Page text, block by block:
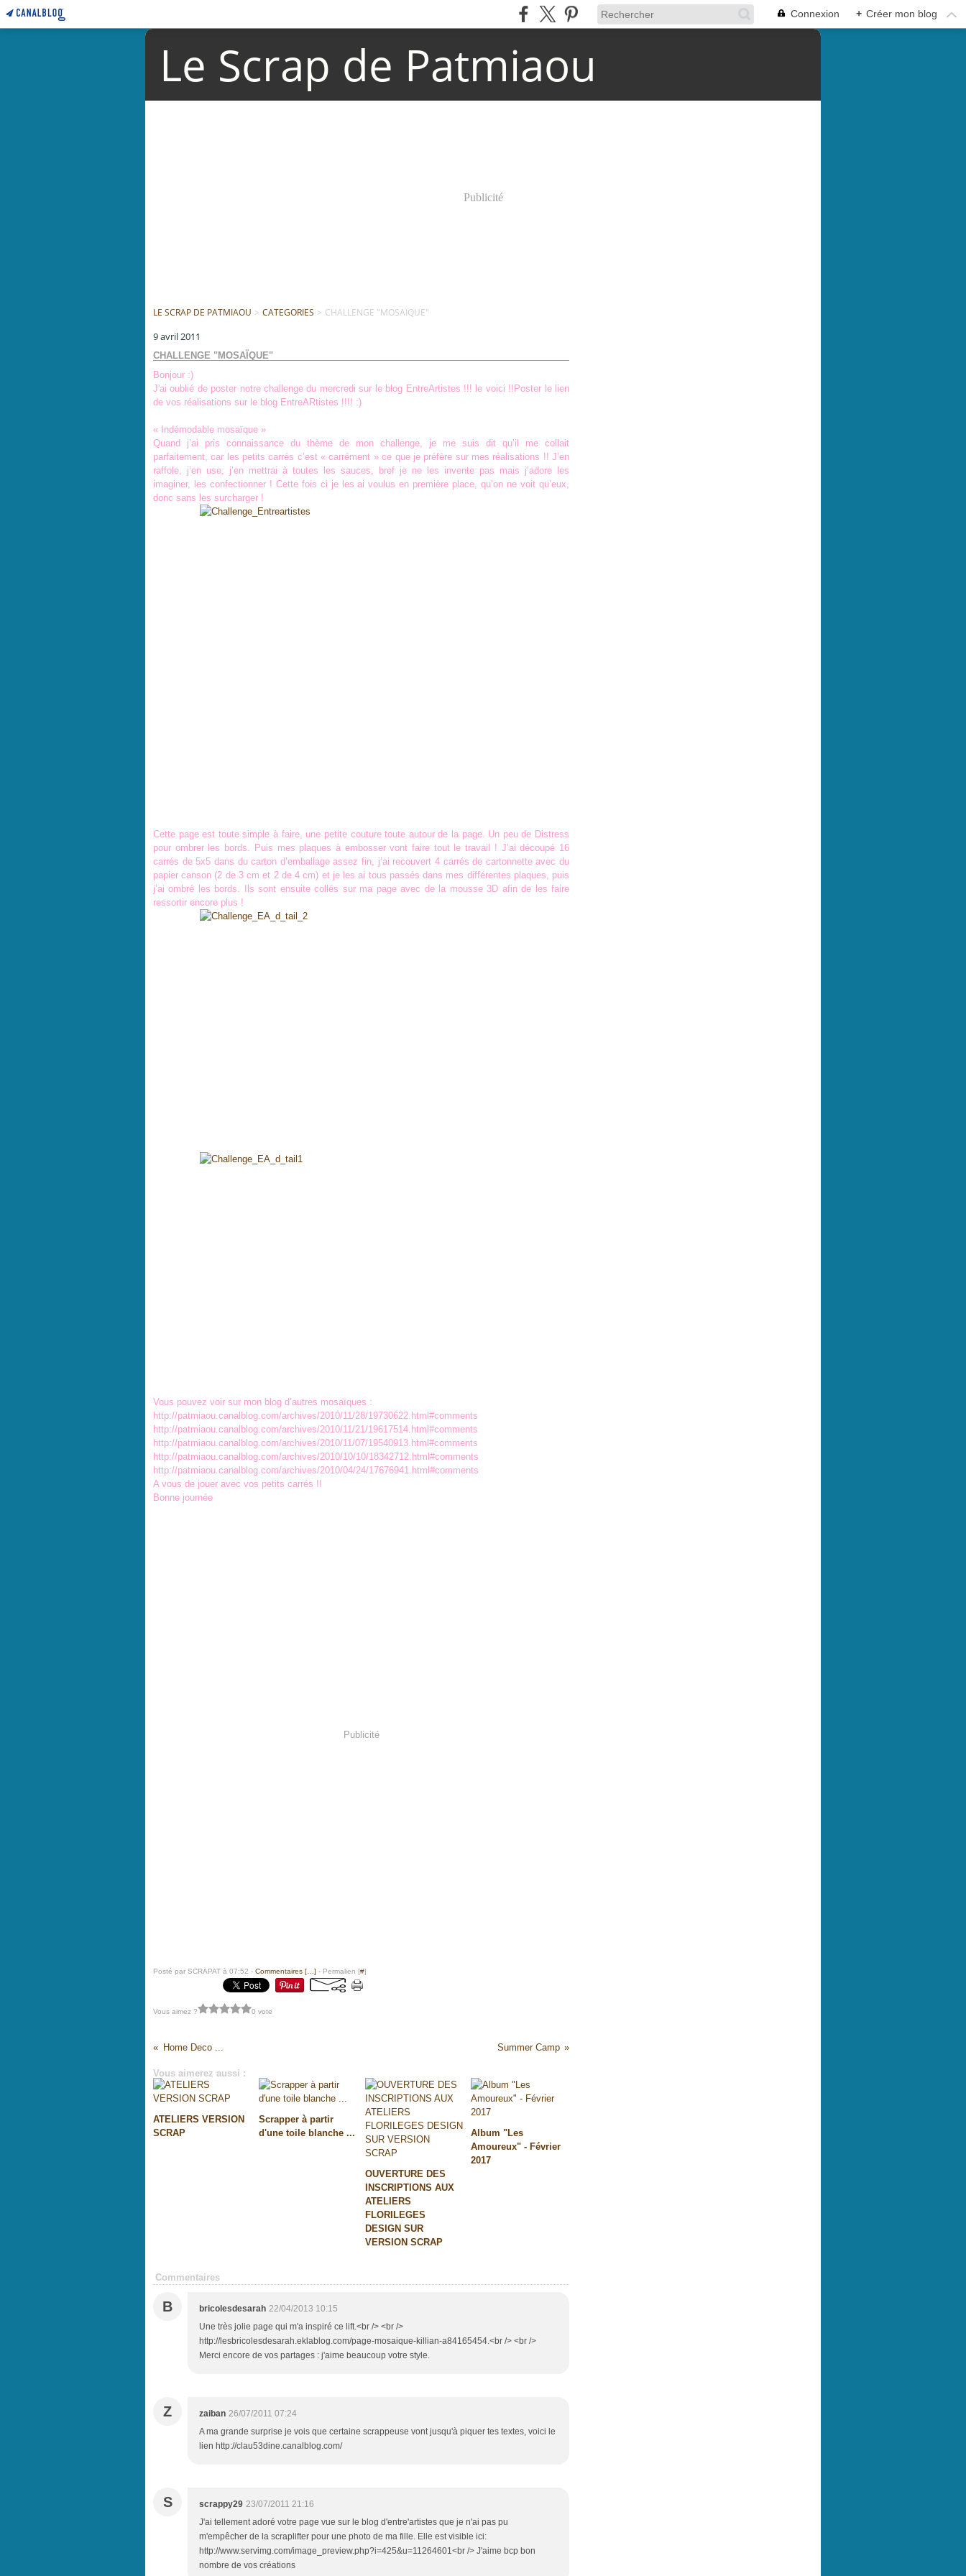
Connexion + Créer mon blog
Le Scrap de Patmiaou
Publicité
LE SCRAP DE PATMIAOU > CATEGORIES > CHALLENGE "MOSAÏQUE"
9 avril 2011
CHALLENGE "MOSAÏQUE"
Bonjour :)
J'ai oublié de poster notre challenge du mercredi sur leblog EntreArtistes !!! le voici !!Poster le lien
de vos réalisations sur le blog EntreARtistes !!!! :)
« Indémodable mosaïque »
Quand j’ai pris connaissance du thème de mon challenge, je me suis dit qu’il me collait
parfaitement, car les petits carrés c’est « carrément » ce que je préfère sur mes réalisations !! J’en
raffole, j’en use, j’en mettrai à toutes les sauces, bref je ne les invente pas mais j’adore les
imaginer, les confectionner ! Cette fois ci je les ai voulus en première place, qu’on ne voit qu’eux,
donc sans les surcharger !
Cette page est toute simple à faire, une petite couture toute autour de la page. Un peu de Distress
pour ombrer les bords. Puis mes plaques à embosser vont faire tout le travail ! J’ai découpé 16
carrés de 5x5 dans du carton d’emballage assez fin, j’ai recouvert 4 carrés de cartonnette avec du
papier canson (2 de 3 cm et 2 de 4 cm) et je les ai tous passés dans mes différentes plaques, puis
j’ai ombré les bords. Ils sont ensuite collés sur ma page avec de la mousse 3D afin de les faire
ressortir encore plus !
Vous pouvez voir sur mon blog d’autres mosaïques :
http://patmiaou.canalblog.com/archives/2010/11/28/19730622.html#comments
http://patmiaou.canalblog.com/archives/2010/11/21/19617514.html#comments
http://patmiaou.canalblog.com/archives/2010/11/07/19540913.html#comments
http://patmiaou.canalblog.com/archives/2010/10/10/18342712.html#comments
http://patmiaou.canalblog.com/archives/2010/04/24/17676941.html#comments
A vous de jouer avec vos petits carrés !!
Bonne journée
Publicité
Posté par SCRAPAT à 07:52 - Commentaires [ ] - Permalien [#]
Vous aimez ? 0 vote
Home Deco ... Summer Camp
Vous aimerez aussi :
ATELIERS VERSION
SCRAP
Scrapper à partir
d'une toile blanche ...
OUVERTURE DES
INSCRIPTIONS AUX
ATELIERS
FLORILEGES
DESIGN SUR
VERSION SCRAP
Album "Les
Amoureux" - Février
2017
Commentaires
B bricolesdesarah 22/04/2013 10:15
Une très jolie page qui m'a inspiré ce lift.<br /> <br />
http://lesbricolesdesarah.eklablog.com/page-mosaique-killian-a84165454.<br /> <br />
Merci encore de vos partages : j'aime beaucoup votre style.
Z zaiban 26/07/2011 07:24
A ma grande surprise je vois que certaine scrappeuse vont jusqu'à piquer tes textes, voici le
lien http://clau53dine.canalblog.com/
S scrappy29 23/07/2011 21:16
J'ai tellement adoré votre page vue sur le blog d'entre'artistes que je n'ai pas pu
m'empêcher de la scraplifter pour une photo de ma fille. Elle est visible ici:
http://www.servimg.com/image_preview.php?i=425&u=11264601<br /> J'aime bcp bon
nombre de vos créations